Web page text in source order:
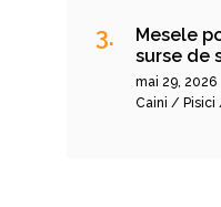
Mesele
surse de
mai 29, 2026
Caini / Pisici